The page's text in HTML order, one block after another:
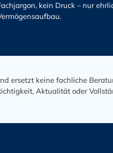
kein Druck – nur
ersetzt keine fachliche
Aktualität oder